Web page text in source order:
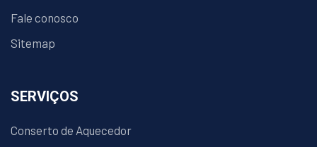
Fale conosco
Sitemap
SERVIÇOS
Conserto de Aquecedor